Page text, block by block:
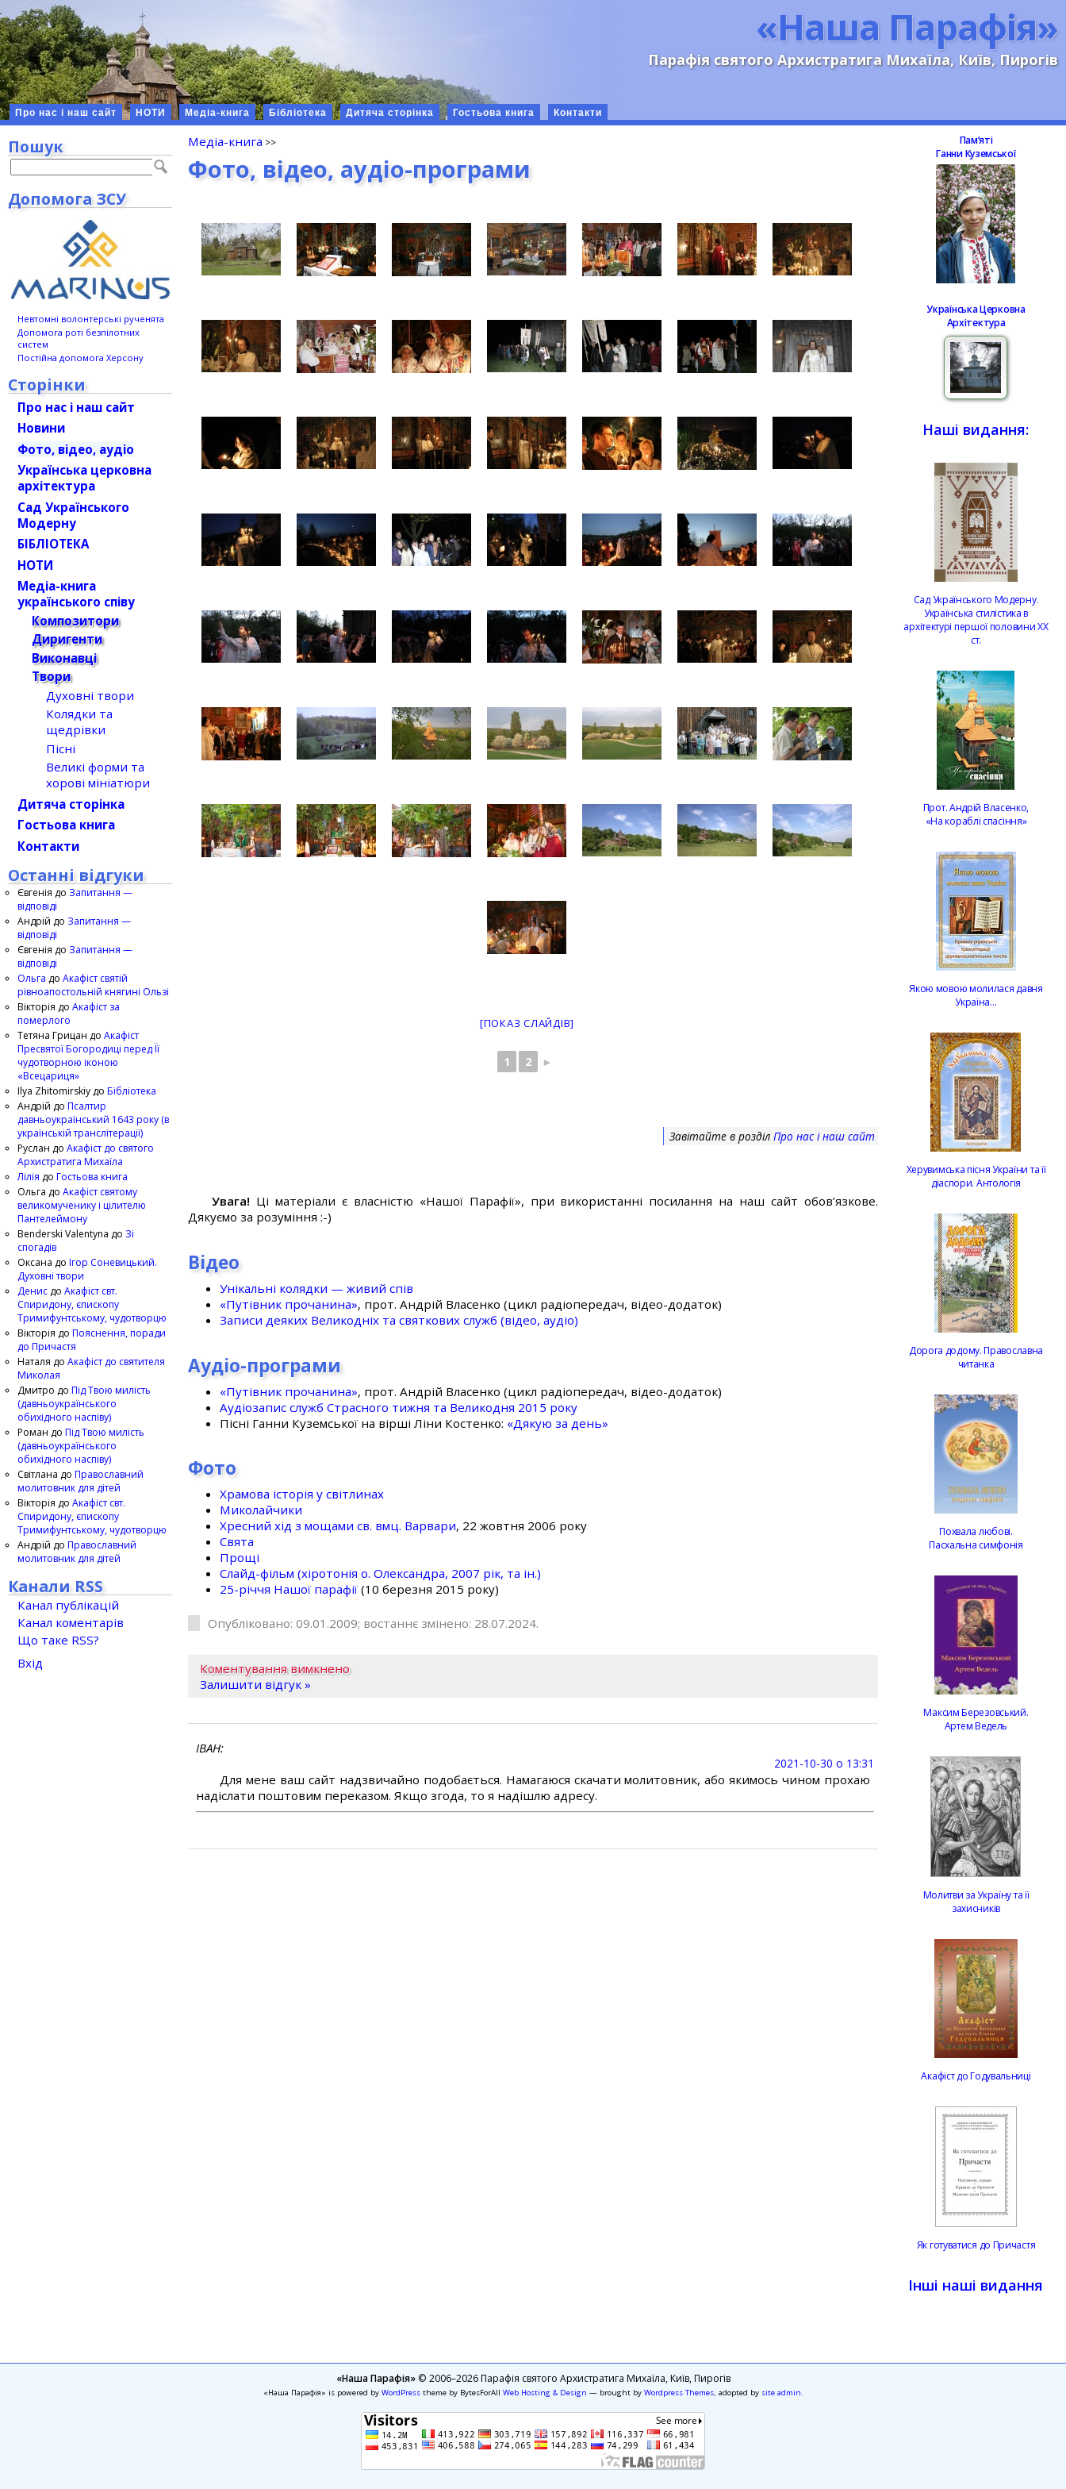
«Наша Парафія»
Парафія святого Архистратига Михаїла, Київ, Пирогів
Про нас і наш сайт НОТИ Медіа-книга Бібліотека Дитяча сторінка Гостьова книга Контакти
Медіа-книга
Фото, відео, аудіо-програми
[ПОКАЗ СЛАЙДІВ]
1 2 ►
Завітайте в розділ Про нас і наш сайт
Увага! Ці матеріали є власністю «Нашої Парафії», при використанні посилання на наш сайт обов’язкове.
Дякуємо за розуміння :-)
Відео
Унікальні колядки — живий спів
«Путівник прочанина», прот. Андрій Власенко (цикл радіопередач, відео-додаток)
Записи деяких Великодніх та святкових служб (відео, аудіо)
Аудіо-програми
«Путівник прочанина», прот. Андрій Власенко (цикл радіопередач, відео-додаток)
Аудіозапис служб Страсного тижня та Великодня 2015 року
Пісні Ганни Куземської на вірші Ліни Костенко: «Дякую за день»
Фото
Храмова історія у світлинах
Миколайчики
Хресний хід з мощами св. вмц. Варвари, 22 жовтня 2006 року
Свята
Прощі
Слайд-фільм (хіротонія о. Олександра, 2007 рік, та ін.)
25-рiччя Нашої парафiї (10 березня 2015 року)
Опубліковано: 09.01.2009; востаннє змінено: 28.07.2024.
Коментування вимкнено
Залишити відгук »
ІВАН
2021-10-30 о 13:31
Для мене ваш сайт надзвичайно подобається. Намагаюся скачати молитовник, або якимось чином прохаю
надіслати поштовим переказом. Якщо згода, то я надішлю адресу.
Пошук
Допомога ЗСУ
Невтомні волонтерські рученята
Допомога роті безпілотних
систем
Постійна допомога Херсону
Сторінки
Про нас і наш сайт
Новини
Фото, відео, аудіо
Українська церковна
архітектура
Сад Українського
Модерну
БІБЛІОТЕКА
НОТИ
Медіа-книга
українського співу
Композитори
Диригенти
Виконавці
Твори
Духовні твори
Колядки та
щедрівки
Пісні
Великі форми та
хорові мініатюри
Дитяча сторінка
Гостьова книга
Контакти
Останні відгуки
Євгенія до Запитання —
відповіді
Андрій до Запитання —
відповіді
Євгенія до Запитання —
відповіді
Ольга до Акафіст святій
рівноапостольній княгині Ользі
Вікторія до Акафіст за
померлого
Тетяна Грицан до Акафіст
Пресвятої Богородиці перед Її
чудотворною іконою
«Всецариця»
Ilya Zhitomirskiy до Бібліотека
Андрій до Псалтир
давньоукраїнський 1643 року (в
українській транслітерації)
Руслан до Акафіст до святого
Архистратига Михаїла
Лілія до Гостьова книга
Ольга до Акафіст святому
великомученику і цілителю
Пантелеймону
Benderski Valentyna до Зі
спогадів
Оксана до Ігор Соневицький.
Духовні твори
Денис до Акафіст свт.
Спиридону, єпископу
Тримифунтському, чудотворцю
Вікторія до Пояснення, поради
до Причастя
Наталя до Акафіст до святителя
Миколая
Дмитро до Під Твою милість
(давньоукраїнського
обихідного наспіву)
Роман до Під Твою милість
(давньоукраїнського
обихідного наспіву)
Світлана до Православний
молитовник для дітей
Вікторія до Акафіст свт.
Спиридону, єпископу
Тримифунтському, чудотворцю
Андрій до Православний
молитовник для дітей
Канали RSS
Канал публікацій
Канал коментарів
Що таке RSS?
Вхід
Памʼяті
Ганни Куземської
Українська Церковна
Архітектура
Наші видання:
Сад Українського Модерну.
Українська стилістика в
архітектурі першої половини ХХ
ст.
Прот. Андрій Власенко,
«На кораблі спасіння»
Якою мовою молилася давня
Україна…
Херувимська пісня України та її
діаспори. Антологія
Дорога додому. Православна
читанка
Похвала любові.
Пасхальна симфонія
Максим Березовський.
Артем Ведель
Молитви за Україну та її
захисників
Акафіст до Годувальниці
Як готуватися до Причастя
Інші наші видання
«Наша Парафія»© 2006–2026 Парафія святого Архистратига Михаїла, Київ, Пирогів
«Наша Парафія» is powered by WordPresstheme by BytesForAll Web Hosting & Design — brought by Wordpress Themes, adopted by site admin.